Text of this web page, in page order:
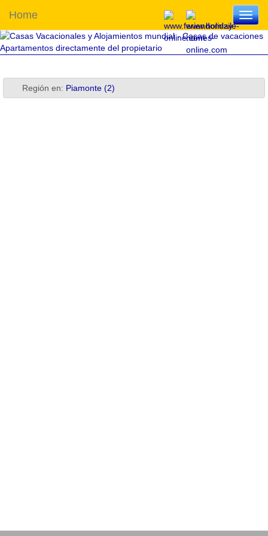
Home
Región en: Piamonte (2)